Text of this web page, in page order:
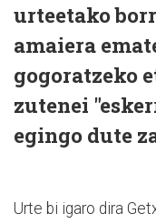
urteetako
amaiera
gogoratzeko
zutenei
egingo dute
Urte bi igaro dira